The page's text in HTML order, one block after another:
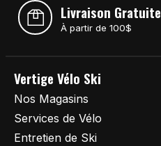
Livraison Gratuite
À partir de 100$
Vertige Vélo Ski
Nos Magasins
Services de Vélo
Entretien de Ski